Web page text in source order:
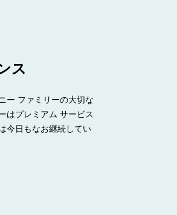
ス
ー ファミリーの大切な
はプレミアム サービス
今日もなお継続してい